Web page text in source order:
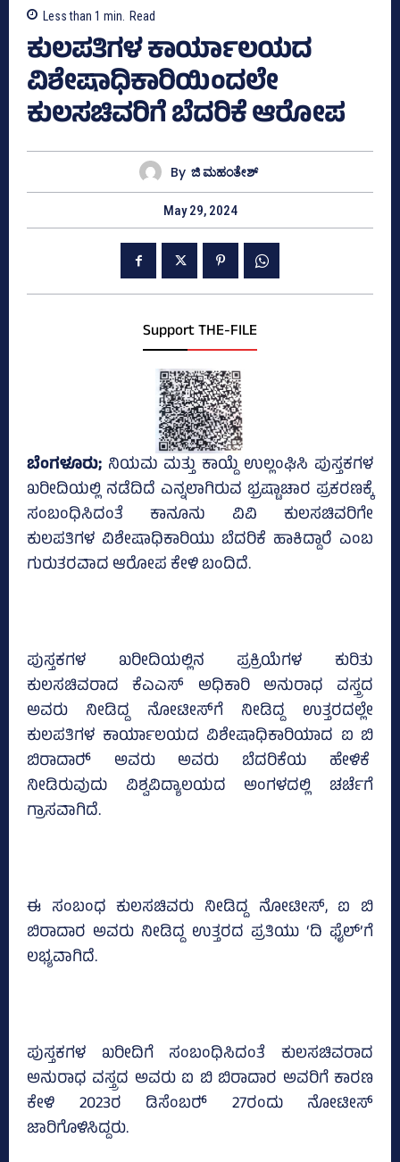
Less than 1 min. Read
ಕುಲಪತಿಗಳ ಕಾರ್ಯಾಲಯದ
ವಿಶೇ‍ಷಾಧಿಕಾರಿಯಿಂದಲೇ
ಕುಲಸಚಿವರಿಗೆ ಬೆದರಿಕೆ ಆರೋಪ
By ಜಿ ಮಹಂತೇಶ್
May 29, 2024
Support THE-FILE
ಬೆಂಗಳೂರು; ನಿಯಮ ಮತ್ತು ಕಾಯ್ದೆ ಉಲ್ಲಂಘಿಸಿ ಪುಸ್ತಕಗಳ
ಖರೀದಿಯಲ್ಲಿ ನಡೆದಿದೆ ಎನ್ನಲಾಗಿರುವ ಭ್ರಷ್ಟಾಚಾರ ಪ್ರಕರಣಕ್ಕೆ
ಸಂಬಂಧಿಸಿದಂತೆ ಕಾನೂನು ವಿವಿ ಕುಲಸಚಿವರಿಗೇ
ಕುಲಪತಿಗಳ ವಿಶೇಷಾಧಿಕಾರಿಯು ಬೆದರಿಕೆ ಹಾಕಿದ್ದಾರೆ ಎಂಬ
ಗುರುತರವಾದ ಆರೋಪ ಕೇಳಿ ಬಂದಿದೆ.
ಪುಸ್ತಕಗಳ ಖರೀದಿಯಲ್ಲಿನ ಪ್ರಕ್ರಿಯೆಗಳ ಕುರಿತು
ಕುಲಸಚಿವರಾದ ಕೆಎಎಸ್‌ ಅಧಿಕಾರಿ ಅನುರಾಧ ವಸ್ತ್ರದ
ಅವರು ನೀಡಿದ್ದ ನೋಟೀಸ್‌ಗೆ ನೀಡಿದ್ದ ಉತ್ತರದಲ್ಲೇ
ಕುಲಪತಿಗಳ ಕಾರ್ಯಾಲಯದ ವಿಶೇಷಾಧಿಕಾರಿಯಾದ ಐ ಬಿ
ಬಿರಾದಾರ್‍‌ ಅವರು ಅವರು ಬೆದರಿಕೆಯ ಹೇಳಿಕೆ
ನೀಡಿರುವುದು ವಿಶ್ವವಿದ್ಯಾಲಯದ ಅಂಗಳದಲ್ಲಿ ಚರ್ಚೆಗೆ
ಗ್ರಾಸವಾಗಿದೆ.
ಈ ಸಂಬಂಧ ಕುಲಸಚಿವರು ನೀಡಿದ್ದ ನೋಟೀಸ್‌, ಐ ಬಿ
ಬಿರಾದಾರ ಅವರು ನೀಡಿದ್ದ ಉತ್ತರದ ಪ್ರತಿಯು ‘ದಿ ಫೈಲ್‌’ಗೆ
ಲಭ್ಯವಾಗಿದೆ.
ಪುಸ್ತಕಗಳ ಖರೀದಿಗೆ ಸಂಬಂಧಿಸಿದಂತೆ ಕುಲಸಚಿವರಾದ
ಅನುರಾಧ ವಸ್ತ್ರದ ಅವರು ಐ ಬಿ ಬಿರಾದಾರ ಅವರಿಗೆ ಕಾರಣ
ಕೇಳಿ 2023ರ ಡಿಸೆಂಬರ್‍‌ 27ರಂದು ನೋಟೀಸ್‌
ಜಾರಿಗೊಳಿಸಿದ್ದರು.